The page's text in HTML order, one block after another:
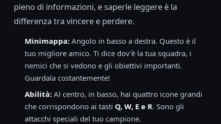
pieno di informazioni, e saperle leggere è la
differenza tra vincere e perdere.
Minimappa: Angolo in basso a destra. Questo è il
tuo migliore amico. Ti dice dov’è la tua squadra, i
nemici che si vedono e gli obiettivi importanti.
Guardala costantemente!
Abilità: Al centro, in basso, hai quattro icone grandi
che corrispondono ai tasti Q, W, E e R. Sono gli
attacchi speciali del tuo campione.